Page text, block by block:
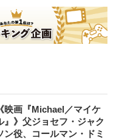
《映画『Michael／マイケ
』》父ジョセフ・ジャク
ン役、コールマン・ドミ